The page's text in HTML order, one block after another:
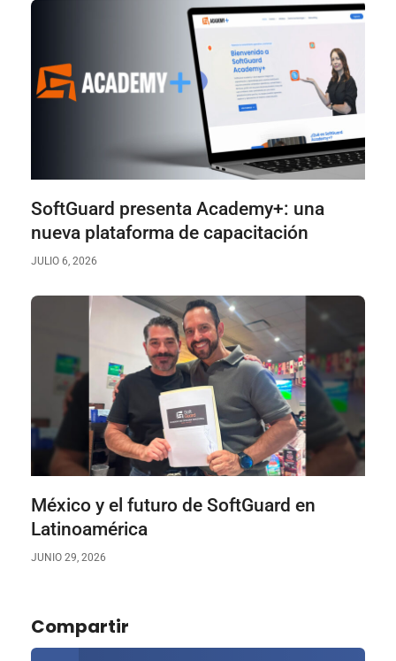
SoftGuard presenta Academy+: una
nueva plataforma de capacitación
JULIO 6, 2026
México y el futuro de SoftGuard en
Latinoamérica
JUNIO 29, 2026
Compartir